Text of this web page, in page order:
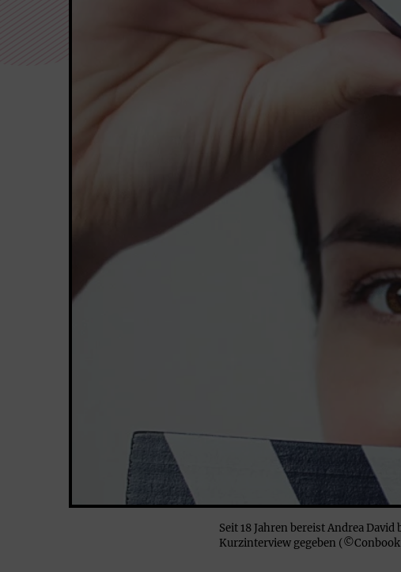
Seit 18 Jahren bereist Andrea
Kurzinterview gegeben